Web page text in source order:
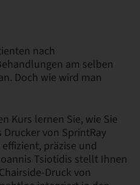
nach
am selben
Doch wie wird man
Kurs lernen Sie, wie Sie
von SprintRay
präzise und
Tsiotidis stellt Ihnen
Druck von